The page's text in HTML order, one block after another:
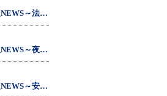
アート運転代行・大阪NEWS～法人・観光・体調不良～
アート運転代行・大阪NEWS～夜間の移動～
アート運転代行・大阪NEWS～安全を支える～